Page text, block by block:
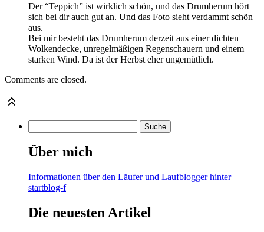
Der “Teppich” ist wirklich schön, und das Drumherum hört
sich bei dir auch gut an. Und das Foto sieht verdammt schön
aus.
Bei mir besteht das Drumherum derzeit aus einer dichten
Wolkendecke, unregelmäßigen Regenschauern und einem
starken Wind. Da ist der Herbst eher ungemütlich.
Comments are closed.
Über mich
Informationen über den Läufer und Laufblogger hinter
startblog-f
Die neuesten Artikel